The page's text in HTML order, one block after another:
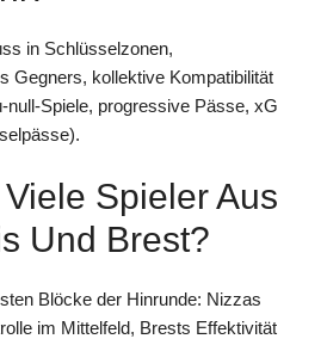
in Schlüsselzonen,
Gegners, kollektive Kompatibilität
null-Spiele, progressive Pässe, xG
Spieler Aus
Und Brest?
Blöcke der Hinrunde: Nizzas
im Mittelfeld, Brests Effektivität